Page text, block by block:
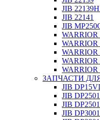
JIB
JIB 22141
JIB
WARRIOR
WARRIOR
WARRIOR
WARRIOR
WARRIOR
ЗАПЧАСТИ
JIB
JIB
JIB
JIB